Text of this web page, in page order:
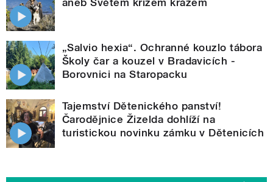
„Salvio hexia“. Ochranné kouzlo tábora
Školy čar a kouzel v Bradavicích -
Borovnici na Staropacku
Tajemství Dětenického panství!
Čarodějnice Žizelda dohlíží na
turistickou novinku zámku v Dětenicích